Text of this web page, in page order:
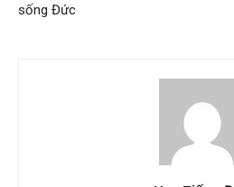
sống Đức